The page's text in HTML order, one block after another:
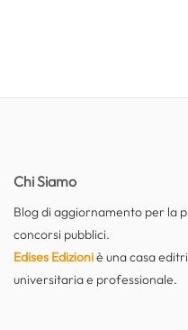
Chi Siamo
Blog di aggiornamento per la
concorsi pubblici.
Edises Edizioniè una casa
universitaria e professionale.